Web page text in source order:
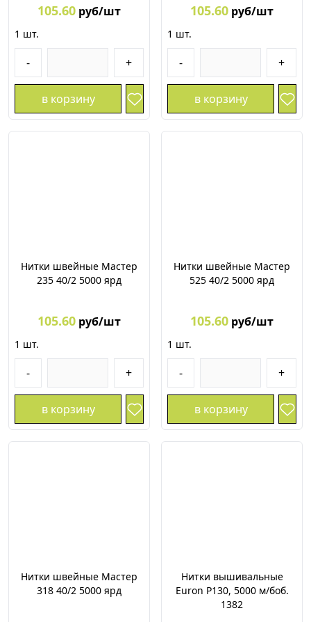
105.60 руб/шт
1 шт.
- +
в корзину
105.60 руб/шт
1 шт.
- +
в корзину
Нитки швейные Мастер
235 40/2 5000 ярд
105.60 руб/шт
1 шт.
- +
в корзину
Нитки швейные Мастер
525 40/2 5000 ярд
105.60 руб/шт
1 шт.
- +
в корзину
Нитки швейные Мастер
318 40/2 5000 ярд
Нитки вышивальные
Euron P130, 5000 м/боб.
1382